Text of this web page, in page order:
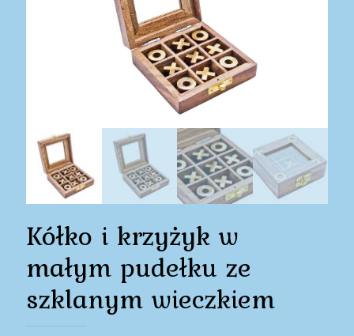
Kółko i krzyżyk w
małym pudełku ze
szklanym wieczkiem